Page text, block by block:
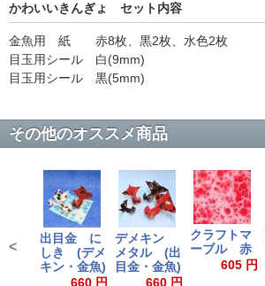
かわいいきんぎょ セット内容
金魚用 紙 赤8枚、黒2枚、水色2枚
目玉用シール 白(9mm)
目玉用シール 黒(5mm)
その他のオススメ商品
出目金 に
しき (デメ
キン・金魚)
660 円
デメキン
メタル (出
目金・金魚)
660 円
クラフトマ
ーブル 赤
605 円
<